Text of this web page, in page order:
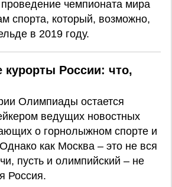
чемпионата мира
спорта, который, возможно,
в 2019 году.
России: что,
Олимпиады остается
ведущих новостных
о горнолыжном спорте и
как Москва – это не вся
пусть и олимпийский – не
Россия.